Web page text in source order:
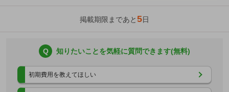
掲載期限まであと5日
Q 知りたいことを気軽に質問できます(無料)
初期費用を教えてほしい